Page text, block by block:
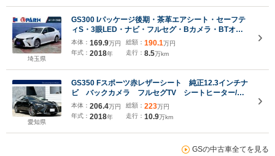
埼玉県
GS300 Iパッケージ後期・茶革エアシート・セーフテ
ィS・3眼LED・ナビ・フルセグ・Bカメラ・BTオー
ディオ・純正17AW・パワーシート・パワートラン
ク・パドルシフト・BSM・オートHIビーム・LKA・
電動サンシェード
本体： 169.9万円
年式： 2018年
総額： 190.1万円
走行： 8.5万km
愛知県
GS350 Fスポーツ赤レザーシート 純正12.3インチナ
ビ バックカメラ フルセグTV シートヒーター/ベ
ンチレーション ステアリングヒーター 前後ドラレ
コ 純正19インチAW レーダークルーズコントロー
ル パワーシート ETC2.0
本体： 206.4万円
年式： 2018年
総額： 223万円
走行： 10.9万km
GSの中古車全てを見る